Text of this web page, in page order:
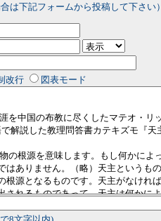
は下記フォームから投稿して下さい）
改行 図表モード
8文字以内)